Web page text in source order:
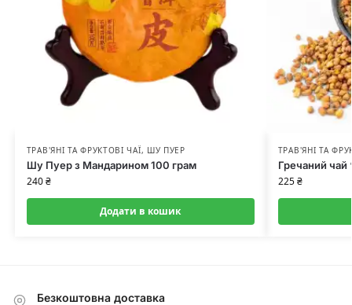
ТРАВ'ЯНІ ТА ФРУКТОВІ ЧАЇ, ШУ ПУЕР
Шу Пуер з Мандарином 100 грам
240₴
Додати в кошик
ТРАВ'ЯНІ ТА
Гречаний чай
225₴
Безкоштовна доставка